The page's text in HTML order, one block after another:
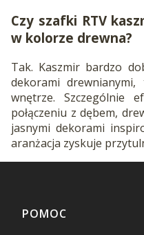
Czy szafki RTV
w kolorze drewna?
Tak. Kaszmir bardzo
dekorami
wnętrze. Szczególnie
połączeniu z dębem,
jasnymi dekorami
aranżacja zyskuje
Linki w stopce
POMOC